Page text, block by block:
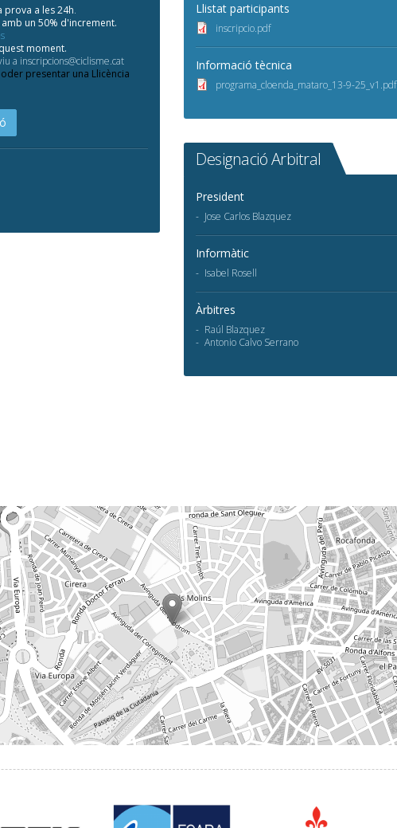
prova a les 24h.
un 50% d'increment.
moment.
a inscripcions@ciclisme.cat
presentar una Llicència
Llistat participants
inscripcio.pdf
Informació tècnica
programa_cloenda_mataro_13-9-25_v1.pdf
Designació Arbitral
President
Jose Carlos Blazquez
Informàtic
Isabel Rosell
Àrbitres
Raúl Blazquez
Antonio Calvo Serrano